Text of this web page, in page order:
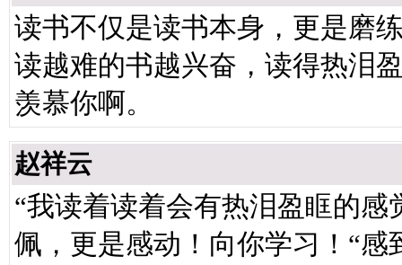
读书不仅是读书本身，更是磨
读越难的书越兴奋，读得热泪
羡慕你啊。
赵祥云
“我读着读着会有热泪盈眶的
佩，更是感动！向你学习！“